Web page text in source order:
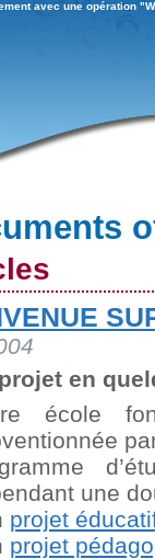
avec une opération
en
école
une
projet
projet